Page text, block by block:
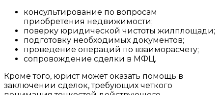
консультирование по вопросам
приобретения недвижимости;
поверку юридической чистоты жилплощади;
подготовку необходимых документов;
проведение операций по взаиморасчету;
сопровождение сделки в МФЦ.
Кроме того, юрист может оказать помощь в
заключении сделок, требующих четкого